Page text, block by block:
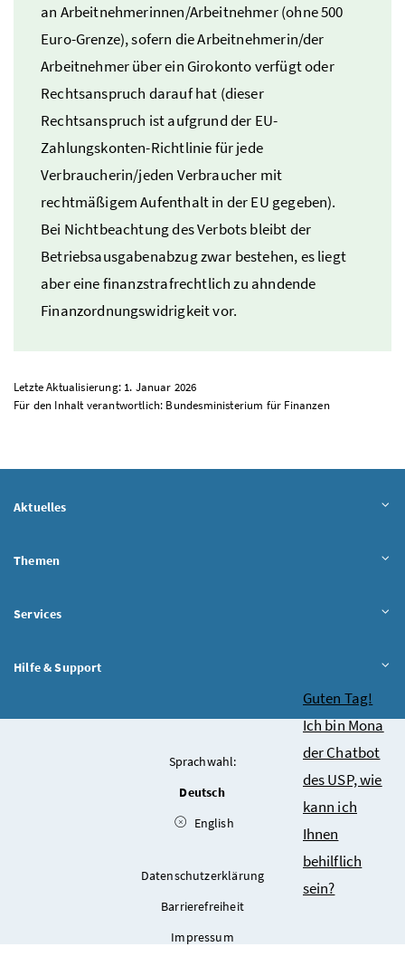
an Arbeitnehmerinnen/Arbeitnehmer (ohne 500
Euro-Grenze), sofern die Arbeitnehmerin/der
Arbeitnehmer über ein Girokonto verfügt oder
Rechtsanspruch darauf hat (dieser
Rechtsanspruch ist aufgrund der EU-
Zahlungskonten-Richtlinie für jede
Verbraucherin/jeden Verbraucher mit
rechtmäßigem Aufenthalt in derEU gegeben).
Bei Nichtbeachtung des Verbots bleibt der
Betriebsausgabenabzug zwar bestehen, es liegt
aber eine finanzstrafrechtlich zu ahndende
Finanzordnungswidrigkeit vor.
Letzte Aktualisierung: 1. Januar 2026
Für den Inhalt verantwortlich: Bundesministerium für Finanzen
Aktuelles
Themen
Services
Hilfe & Support
Sprachwahl:
Deutsch
English
Datenschutzerklärung
Barrierefreiheit
Impressum
Chatbot
Guten Tag!
Ich bin Mona
der Chatbot
des USP, wie
kann ich
Ihnen
behilflich
sein?